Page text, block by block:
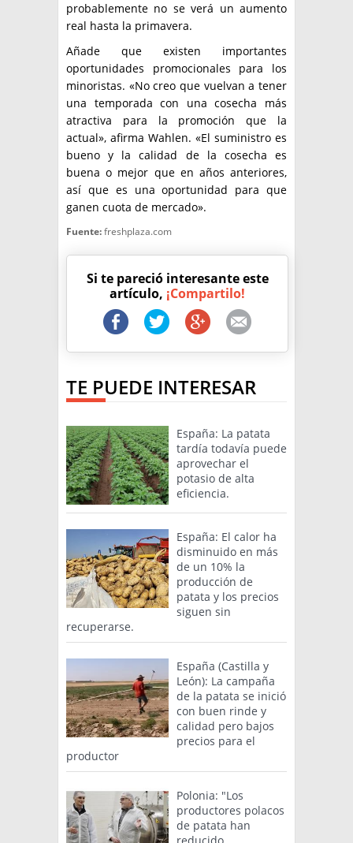
probablemente no se verá un aumento
real hasta la primavera.
Añade que existen importantes
oportunidades promocionales para los
minoristas. «No creo que vuelvan a tener
una temporada con una cosecha más
atractiva para la promoción que la
actual», afirma Wahlen. «El suministro es
bueno y la calidad de la cosecha es
buena o mejor que en años anteriores,
así que es una oportunidad para que
ganen cuota de mercado».
Fuente:freshplaza.com
Si te pareció interesante este
artículo, ¡Compartilo!
TE PUEDE INTERESAR
España: La patata
tardía todavía puede
aprovechar el
potasio de alta
eficiencia.
España: El calor ha
disminuido en más
de un 10% la
producción de
patata y los precios
siguen sin
recuperarse.
España (Castilla y
León): La campaña
de la patata se inició
con buen rinde y
calidad pero bajos
precios para el
productor
Polonia: "Los
productores polacos
de patata han